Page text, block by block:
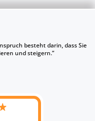
besteht darin, dass Sie
und steigern.”